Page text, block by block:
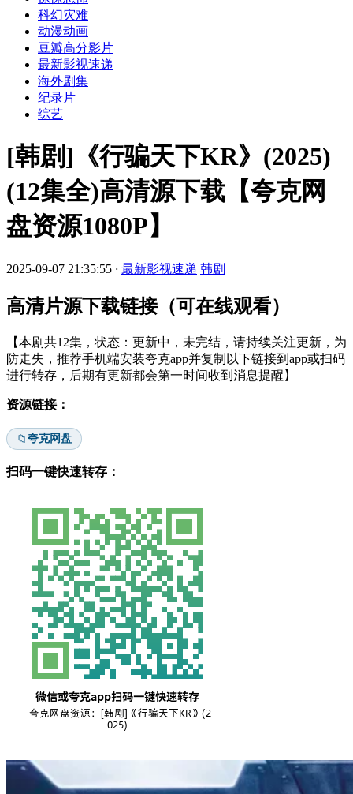
科幻灾难
动漫动画
豆瓣高分影片
最新影视速递
海外剧集
纪录片
综艺
[韩剧]《行骗天下KR》(2025)
(12集全)高清源下载【夸克网
盘资源1080P】
2025-09-07 21:35:55 · 最新影视速递 韩剧
高清片源下载链接（可在线观看）
【本剧共12集，状态：更新中，未完结，请持续关注更新，为
防走失，推荐手机端安装夸克app并复制以下链接到app或扫码
进行转存，后期有更新都会第一时间收到消息提醒】
资源链接：
📁夸克网盘
扫码一键快速转存：